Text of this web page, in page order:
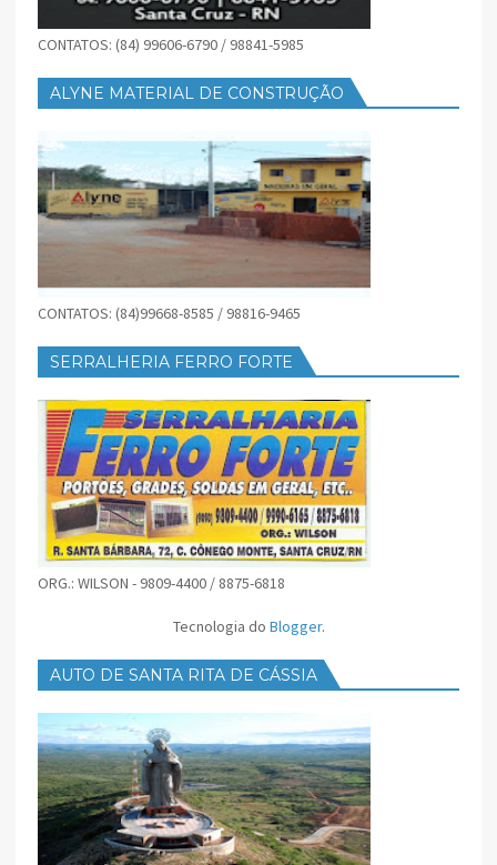
CONTATOS: (84) 99606-6790 / 98841-5985
ALYNE MATERIAL DE CONSTRUÇÃO
CONTATOS: (84)99668-8585 / 98816-9465
SERRALHERIA FERRO FORTE
ORG.: WILSON - 9809-4400 / 8875-6818
Tecnologia do Blogger.
AUTO DE SANTA RITA DE CÁSSIA